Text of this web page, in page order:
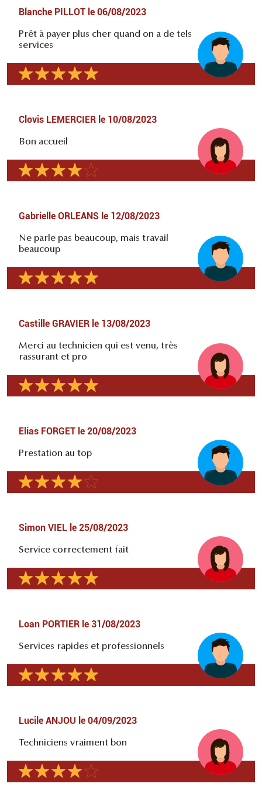
Blanche PILLOT le 06/08/2023
Prêt à payer plus cher quand on a de tels
services
Clovis LEMERCIER le 10/08/2023
Bon accueil
Gabrielle ORLEANS le 12/08/2023
Ne parle pas beaucoup, mais travail
beaucoup
Castille GRAVIER le 13/08/2023
Merci au technicien qui est venu, très
rassurant et pro
Elias FORGET le 20/08/2023
Prestation au top
Simon VIEL le 25/08/2023
Service correctement fait
Loan PORTIER le 31/08/2023
Services rapides et professionnels
Lucile ANJOU le 04/09/2023
Techniciens vraiment bon